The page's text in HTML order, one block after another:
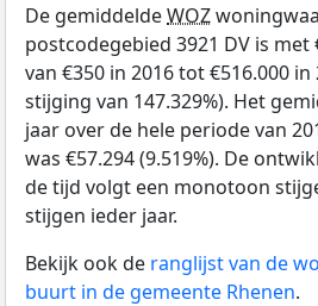
De gemiddeldeWOZ
postcodegebied 3921 DV is met
van €350 in 2016 tot €516.000 in
stijging van 147.329%). Het
jaar over de hele periode van
was €57.294 (9.519%). De
de tijd volgt een monotoon
stijgen ieder jaar.
Bekijk ook de ranglijst van de
buurt in de gemeente Rhenen.